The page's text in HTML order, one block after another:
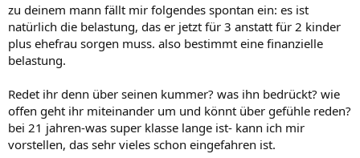
zu deinem mann fällt mir folgendes spontan ein: es ist
natürlich die belastung, das er jetzt für 3 anstatt für 2 kinder
plus ehefrau sorgen muss. also bestimmt eine finanzielle
belastung.
Redet ihr denn über seinen kummer? was ihn bedrückt? wie
offen geht ihr miteinander um und könnt über gefühle reden?
bei 21 jahren-was super klasse lange ist- kann ich mir
vorstellen, das sehr vieles schon eingefahren ist.